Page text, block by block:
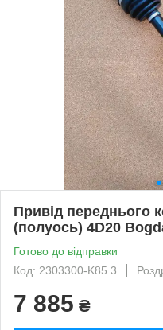
Привід переднього
(полуось) 4D20
Готово до відправки
Код: 2303300-K85.3
7 885 ₴